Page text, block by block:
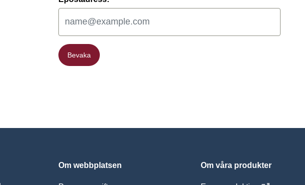
Bevaka
Bevaka
Om webbplatsen Om våra produkter